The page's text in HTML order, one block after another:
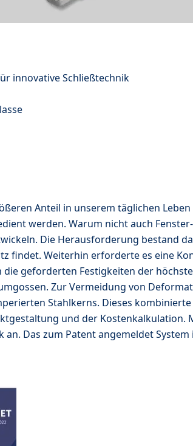
innovative Schließtechnik
Anteil in unserem täglichen
werden. Warum nicht auch
Die Herausforderung bestand
findet. Weiterhin erforderte es eine
die geforderten Festigkeiten der
Zur Vermeidung von
Stahlkerns. Dieses
und der Kostenkalkulation.
an. Das zum Patent angemeldet